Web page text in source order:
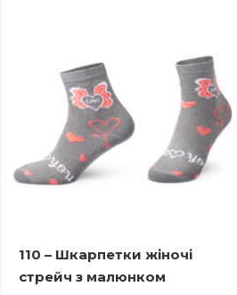
110 – Шкарпетки жіночі
стрейч з малюнком